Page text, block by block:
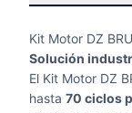
Kit Motor DZ
Solución
El Kit Motor DZ
hasta 70 ciclos